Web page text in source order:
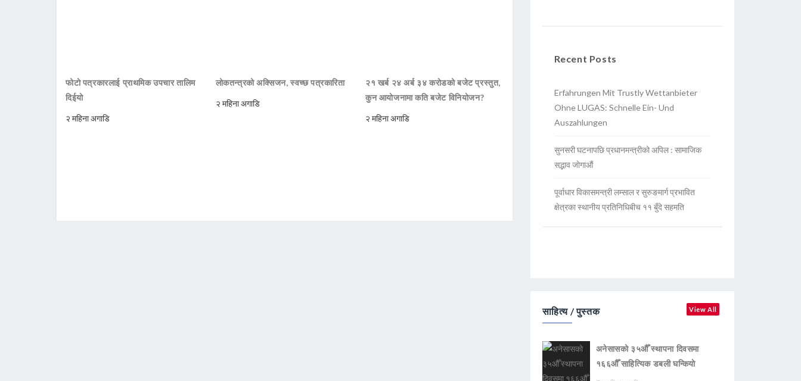
फोटो पत्रकारलाई प्राथमिक उपचार तालिम
दिईयो
२ महिना अगाडि
लोकतन्त्रको अक्सिजन, स्वच्छ पत्रकारिता
२ महिना अगाडि
२१ खर्ब २४ अर्ब ३४ करोडको बजेट प्रस्तुत,
कुन आयोजनामा कति बजेट विनियोजन?
२ महिना अगाडि
Recent Posts
Erfahrungen Mit Trustly Wettanbieter
Ohne LUGAS: Schnelle Ein- Und
Auszahlungen
सुनसरी घटनापछि प्रधानमन्त्रीको अपिल : सामाजिक
सद्भाव जोगाऔं
पूर्वाधार विकासमन्त्री लम्साल र सुरुङमार्ग प्रभावित
क्षेत्रका स्थानीय प्रतिनिधिबीच ११ बुँदे सहमति
साहित्य / पुस्तक View All
अनेसासको ३५औँ स्थापना दिवसमा
१६६औँ साहित्यिक डबली घन्कियाे